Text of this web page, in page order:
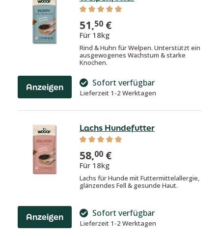
Anzeigen
Durchschnittliche Bewertung von
51,50 €
Für 18kg
Rind & Huhn für Welpen. Unterstützt ein
ausgewogenes Wachstum & starke
Knochen.
Sofort verfügbar
Lieferzeit 1-2 Werktagen
Anzeigen
Lachs Hundefutter
Durchschnittliche Bewertung von
58,00 €
Für 18kg
Lachs für Hunde mit Futtermittelallergie,
glänzendes Fell & gesunde Haut.
Sofort verfügbar
Lieferzeit 1-2 Werktagen